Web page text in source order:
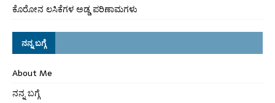
ಕೊರೋನ ಲಸಿಕೆಗಳ ಅಡ್ಡ ಪರಿಣಾಮಗಳು
ನನ್ನ ಬಗ್ಗೆ
About Me
ನನ್ನ ಬಗ್ಗೆ